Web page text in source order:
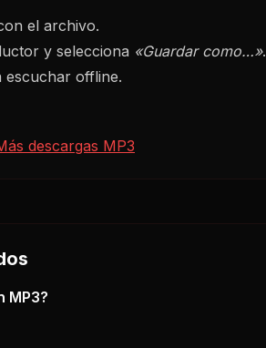
el archivo.
y selecciona «Guardar como…».
escuchar offline.
descargas MP3
MP3?